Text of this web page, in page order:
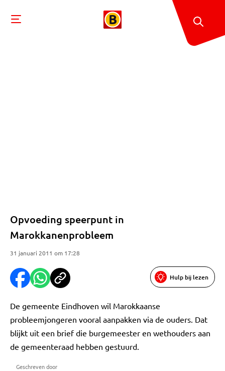
Opvoeding speerpunt in
Marokkanenprobleem
31 januari 2011 om 17:28
Hulp bij lezen
De gemeente Eindhoven wil Marokkaanse
probleemjongeren vooral aanpakken via de ouders. Dat
blijkt uit een brief die burgemeester en wethouders aan
de gemeenteraad hebben gestuurd.
Geschreven door